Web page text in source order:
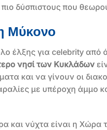
δύσπιστους που
Μύκονο
έλξης για celebrity από
νησί των Κυκλάδων
και να γίνουν οι
με υπέροχη άμμο
και νύχτα είναι η